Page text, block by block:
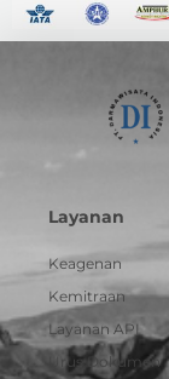
Layanan
Keagenan
Kemitraan
Layanan API
Urus Dokumen